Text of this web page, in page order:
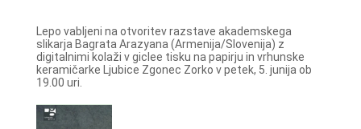
Lepo vabljeni na otvoritev razstave akademskega
slikarja Bagrata Arazyana (Armenija/Slovenija) z
digitalnimi kolaži v giclee tisku na papirju in vrhunske
keramičarke Ljubice Zgonec Zorko v petek, 5. junija ob
19.00 uri.